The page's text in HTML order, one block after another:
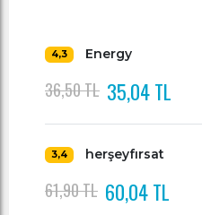
4,3 Energy
36,50 TL 35,04 TL
3,4 herşeyfırsat
61,90 TL 60,04 TL